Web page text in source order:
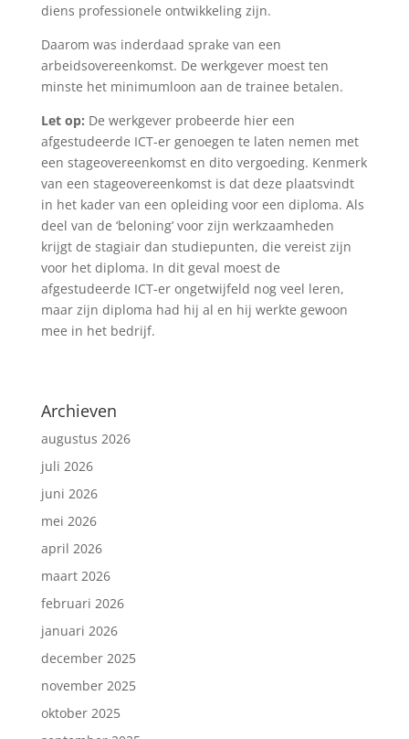
diens professionele ontwikkeling zijn.
Daarom was inderdaad sprake van een
arbeidsovereenkomst. De werkgever moest ten
minste het minimumloon aan de trainee betalen.
Let op: De werkgever probeerde hier een
afgestudeerde ICT-er genoegen te laten nemen met
een stageovereenkomst en dito vergoeding. Kenmerk
van een stageovereenkomst is dat deze plaatsvindt
in het kader van een opleiding voor een diploma. Als
deel van de ‘beloning’ voor zijn werkzaamheden
krijgt de stagiair dan studiepunten, die vereist zijn
voor het diploma. In dit geval moest de
afgestudeerde ICT-er ongetwijfeld nog veel leren,
maar zijn diploma had hij al en hij werkte gewoon
mee in het bedrijf.
Archieven
augustus 2026
juli 2026
juni 2026
mei 2026
april 2026
maart 2026
februari 2026
januari 2026
december 2025
november 2025
oktober 2025